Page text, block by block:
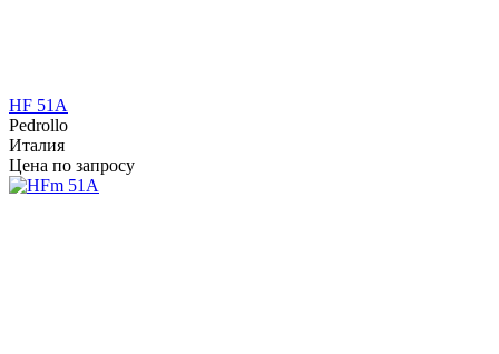
HF 51A
Pedrollo
Италия
Цена по запросу